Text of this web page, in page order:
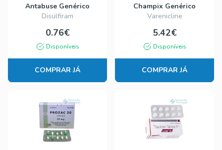
Antabuse Genérico
Disulfiram
0.76€
Disponíveis
COMPRAR JÁ
Champix Genérico
Varenicline
5.42€
Disponíveis
COMPRAR JÁ